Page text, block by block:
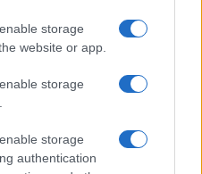
storage
website or app.
storage
storage
authentication